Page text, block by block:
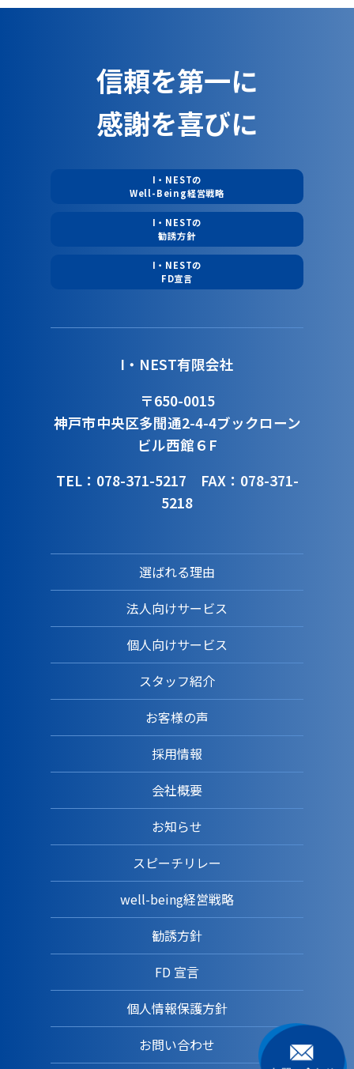
信頼を第一に
感謝を喜びに
I・NESTの
Well-Being経営戦略
I・NESTの
勧誘方針
I・NESTの
FD宣言
I・NEST有限会社
〒650-0015
神戸市中央区多聞通2-4-4ブックローン
ビル西館６F
TEL：078-371-5217 FAX：078-371-
5218
選ばれる理由
法人向けサービス
個人向けサービス
スタッフ紹介
お客様の声
採用情報
会社概要
お知らせ
スピーチリレー
well-being経営戦略
勧誘方針
FD 宣言
個人情報保護方針
お問い合わせ